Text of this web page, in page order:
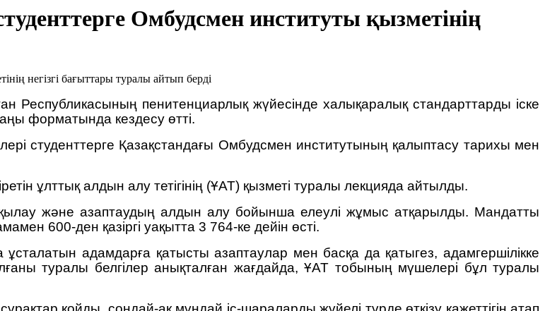
Омбудсмен институты қызметінің
Республикасының пенитенциарлық жүйесінде халықаралық стандарттарды іске
форматында кездесу өтті.
студенттерге Қазақстандағы Омбудсмен институтының қалыптасу тарихы мен
ұлттық алдын алу тетігінің (ҰАТ) қызметі туралы лекцияда айтылды.
және азаптаудың алдын алу бойынша елеулі жұмыс атқарылды. Мандатты
600-ден қазіргі уақытта 3 764-ке дейін өсті.
адамдарға қатысты азаптаулар мен басқа да қатыгез, адамгершілікке
туралы белгілер анықталған жағдайда, ҰАТ тобының мүшелері бұл туралы